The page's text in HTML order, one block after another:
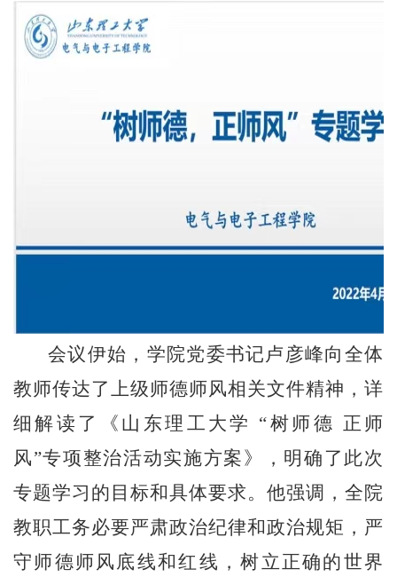
会议伊始，学院党委书记卢彦峰向全体
教师传达了上级师德师风相关文件精神，详
细解读了《山东理工大学 “树师德 正师
风”专项整治活动实施方案》，明确了此次
专题学习的目标和具体要求。他强调，全院
教职工务必要严肃政治纪律和政治规矩，严
守师德师风底线和红线，树立正确的世界